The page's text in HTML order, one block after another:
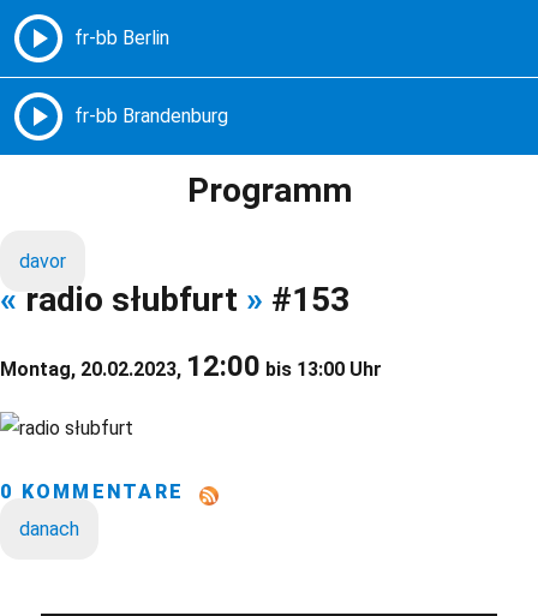
Freie Radios – Berlin Brandenburg
Programm
davor
« radio słubfurt » #153
Montag, 20.02.2023, 12:00 bis 13:00 Uhr
0 KOMMENTARE
danach